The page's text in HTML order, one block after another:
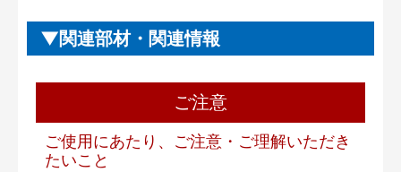
関連部材・関連情報
ご注意
ご使用にあたり、ご注意・ご理解いただき
たいこと